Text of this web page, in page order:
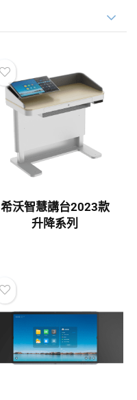
希沃智慧講台2023款
升降系列